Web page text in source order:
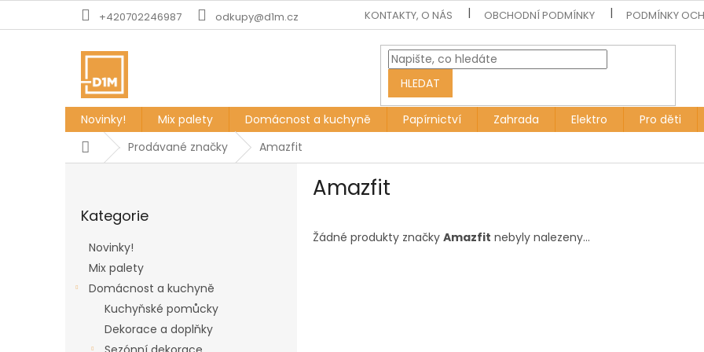
+420702246987 odkupy@d1m.cz KONTAKTY, O NÁS OBCHODNÍ PODMÍNKY PODMÍNKY
HLEDAT
Novinky! Mix palety Domácnost a kuchyně Papírnictví Zahrada Elektro Pro děti
DomůProdávané značky Amazfit
kategorie
Kategorie
Novinky!
Mix palety
Domácnost a kuchyně
Kuchyňské pomůcky
Dekorace a doplňky
Amazfit
Žádné produkty značky Amazfit nebyly nalezeny...